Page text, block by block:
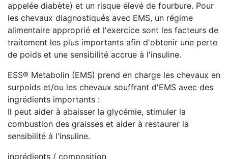
appelée diabète) et un risque élevé de fourbure. Pour
les chevaux diagnostiqués avec EMS, un régime
alimentaire approprié et l'exercice sont les facteurs de
traitement les plus importants afin d'obtenir une perte
de poids et une sensibilité accrue à l'insuline.
ESS® Metabolin (EMS) prend en charge les chevaux en
surpoids et/ou les chevaux souffrant d'EMS avec des
ingrédients importants :
Il peut aider à abaisser la glycémie, stimuler la
combustion des graisses et aider à restaurer la
sensibilité à l'insuline.
ingrédients / composition